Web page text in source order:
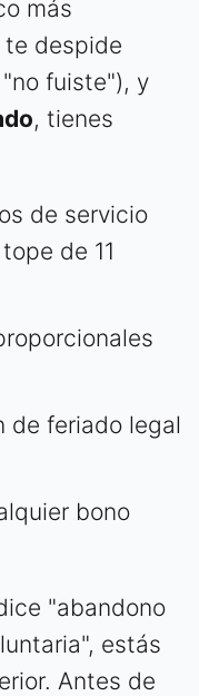
más
te despide
fuiste"), y
, tienes
de servicio
de 11
de feriado legal
bono
"abandono
estás
Antes de